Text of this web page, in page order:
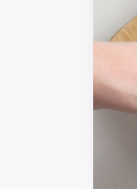
Gateaux et
Dernieres